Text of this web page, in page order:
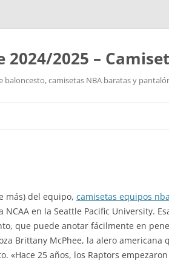
2025 –
baloncesto, camisetas NBA baratas y
más) del equipo, camisetas equipos nba
en la Seattle Pacific University.
que puede anotar fácilmente en
Brittany McPhee, la alero americana
25 años, los Raptors